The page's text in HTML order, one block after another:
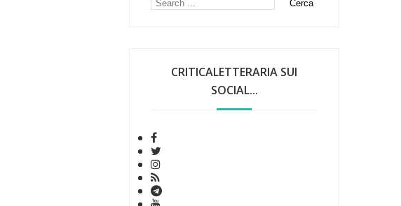
CRITICALETTERARIA SUI
SOCIAL...